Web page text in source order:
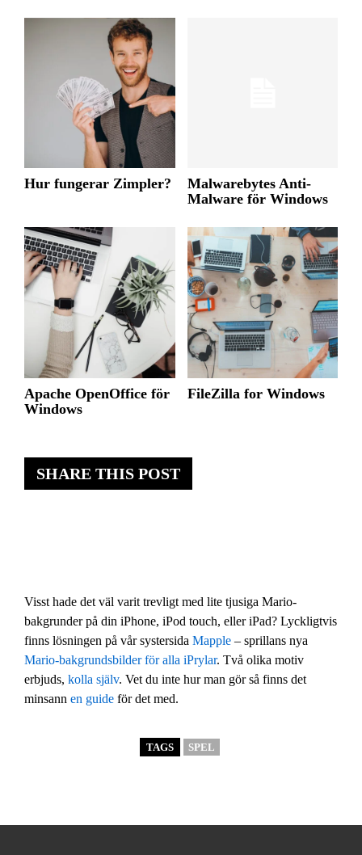
SHARE THIS POST
Visst hade det väl varit trevligt med lite tjusiga Mario-
bakgrunder på din iPhone, iPod touch, eller iPad? Lyckligtvis
finns lösningen på vår systersida Mapple – sprillans nya
Mario-bakgrundsbilder för alla iPrylar. Två olika motiv
erbjuds, kolla själv. Vet du inte hur man gör så finns det
minsann en guide för det med.
TAGS SPEL
Hur fungerar Zimpler?
Malwarebytes Anti-
Malware för Windows
Apache OpenOffice för
Windows
FileZilla for Windows